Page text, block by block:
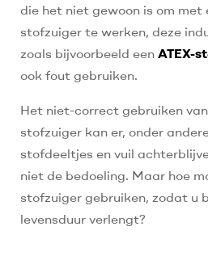
die het niet gewoon is om met
stofzuiger te werken, deze
zoals bijvoorbeeld een ATEX-
ook fout gebruiken.
Het niet-correct gebruiken
stofzuiger kan er, onder
stofdeeltjes en vuil
niet de bedoeling. Maar hoe
stofzuiger gebruiken, zodat u
levensduur verlengt?